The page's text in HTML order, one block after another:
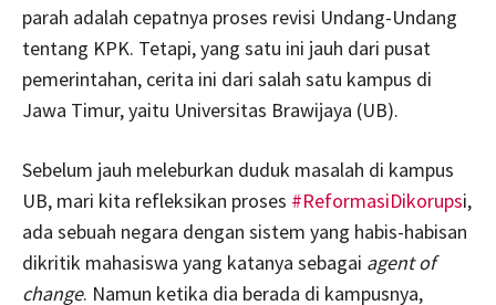
parah adalah cepatnya proses revisi Undang-Undang
tentang KPK. Tetapi, yang satu ini jauh dari pusat
pemerintahan, cerita ini dari salah satu kampus di
Jawa Timur, yaitu Universitas Brawijaya (UB).
Sebelum jauh meleburkan duduk masalah di kampus
UB, mari kita refleksikan proses #ReformasiDikorupsi,
ada sebuah negara dengan sistem yang habis-habisan
dikritik mahasiswa yang katanya sebagai agent of
change. Namun ketika dia berada di kampusnya,